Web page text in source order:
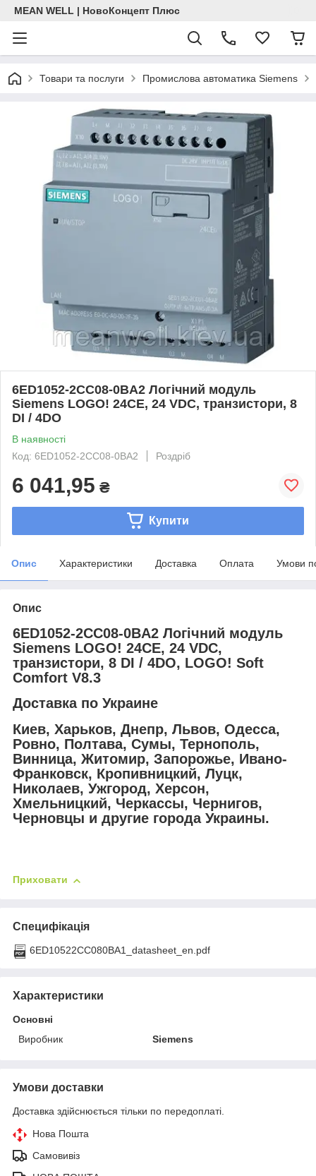
MEAN WELL | НовоКонцепт Плюс
Товари та послуги Промислова автоматика Siemens
6ED1052-2CC08-0BA2 Логічний модуль
Siemens LOGO! 24CE, 24 VDC, транзистори, 8
DI / 4DO
В наявності
Код: 6ED1052-2CC08-0BA2
Роздріб
6 041,95 ₴
Купити
Опис Характеристики Доставка Оплата Умови
Опис
6ED1052-2CC08-0BA2 Логічний модуль
Siemens LOGO! 24CE, 24 VDC,
транзистори, 8 DI / 4DO, LOGO! Soft
Comfort V8.3
Доставка по Украине
Киев, Харьков, Днепр, Львов, Одесса,
Ровно, Полтава, Сумы, Тернополь,
Винница, Житомир, Запорожье, Ивано-
Франковск, Кропивницкий, Луцк,
Николаев, Ужгород, Херсон,
Хмельницкий, Черкассы, Чернигов,
Черновцы и другие города Украины.
Приховати
Специфікація
6ED10522CC080BA1_datasheet_en.pdf
Характеристики
Основні
Виробник
Siemens
Умови доставки
Доставка здійснюється тільки по передоплаті.
Нова Пошта
Самовивіз